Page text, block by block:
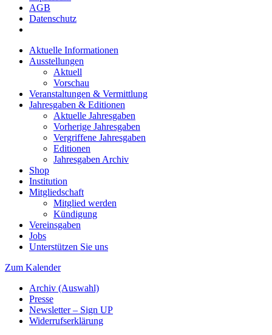
AGB
Datenschutz
Aktuelle Informationen
Ausstellungen
Aktuell
Vorschau
Veranstaltungen & Vermittlung
Jahresgaben & Editionen
Aktuelle Jahresgaben
Vorherige Jahresgaben
Vergriffene Jahresgaben
Editionen
Jahresgaben Archiv
Shop
Institution
Mitgliedschaft
Mitglied werden
Kündigung
Vereinsgaben
Jobs
Unterstützen Sie uns
Zum Kalender
Archiv (Auswahl)
Presse
Newsletter – Sign UP
Widerrufserklärung